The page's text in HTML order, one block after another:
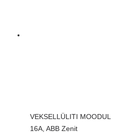
VEKSELLÜLITI MOODUL
16A, ABB Zenit